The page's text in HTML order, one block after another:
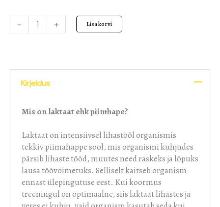
- + Lisa korvi
Kirjeldus
Mis on laktaat ehk piimhape?
Laktaat on intensiivsel lihastööl organismis
tekkiv piimahappe sool, mis organismi kuhjudes
pärsib lihaste tööd, muutes need raskeks ja lõpuks
lausa töövõimetuks. Selliselt kaitseb organism
ennast ülepingutuse eest. Kui koormus
treeningul on optimaalne, siis laktaat lihastes ja